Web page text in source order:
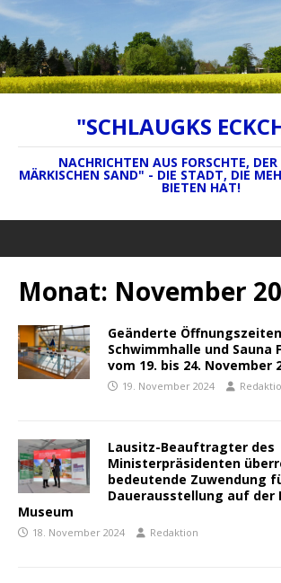
"SCHLAUGKS
NACHRICHTEN AUS FORSCHTE,
MÄRKISCHEN SAND" - DIE STADT, DIE
BIETEN HAT!
Monat: November
Geänderte
Schwimmhalle und Sauna
vom 19. bis 24. November
19. November 2024
Lausitz-Beauftragter des
Ministerpräsidenten
bedeutende Zuwendung
Dauerausstellung auf der
Museum
18. November 2024 Redaktion